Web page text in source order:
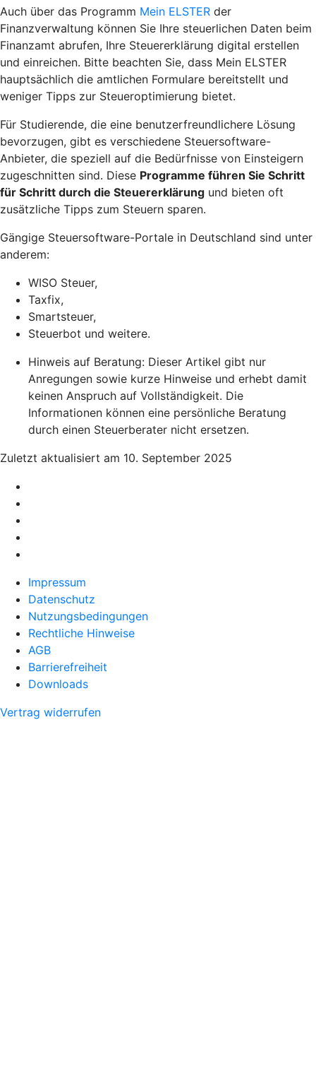
Auch über das Programm Mein ELSTER der
Finanzverwaltung können Sie Ihre steuerlichen Daten beim
Finanzamt abrufen, Ihre Steuererklärung digital erstellen
und einreichen. Bitte beachten Sie, dass Mein ELSTER
hauptsächlich die amtlichen Formulare bereitstellt und
weniger Tipps zur Steueroptimierung bietet.
Für Studierende, die eine benutzerfreundlichere Lösung
bevorzugen, gibt es verschiedene Steuersoftware-
Anbieter, die speziell auf die Bedürfnisse von Einsteigern
zugeschnitten sind. Diese Programme führen Sie Schritt
für Schritt durch die Steuererklärung und bieten oft
zusätzliche Tipps zum Steuern sparen.
Gängige Steuersoftware-Portale in Deutschland sind unter
anderem:
WISO Steuer,
Taxfix,
Smartsteuer,
Steuerbot und weitere.
Hinweis auf Beratung: Dieser Artikel gibt nur
Anregungen sowie kurze Hinweise und erhebt damit
keinen Anspruch auf Vollständigkeit. Die
Informationen können eine persönliche Beratung
durch einen Steuerberater nicht ersetzen.
Zuletzt aktualisiert am 10. September 2025
Impressum
Datenschutz
Nutzungsbedingungen
Rechtliche Hinweise
AGB
Barrierefreiheit
Downloads
Vertrag widerrufen